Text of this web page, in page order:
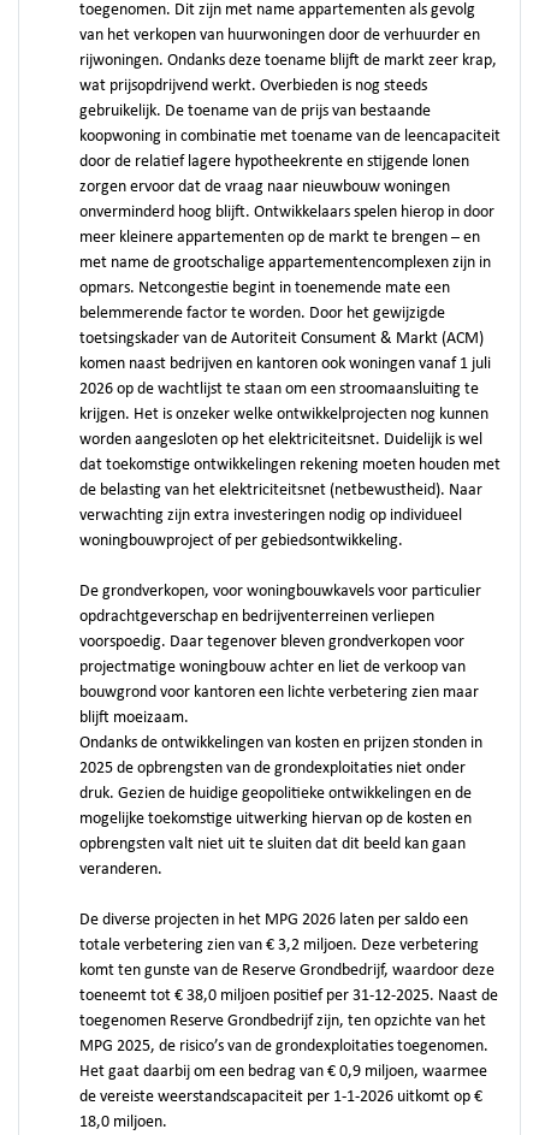
toegenomen. Dit zijn met name appartementen als gevolg
van het verkopen van huurwoningen door de verhuurder en
rijwoningen. Ondanks deze toename blijft de markt zeer krap,
wat prijsopdrijvend werkt. Overbieden is nog steeds
gebruikelijk. De toename van de prijs van bestaande
koopwoning in combinatie met toename van de leencapaciteit
door de relatief lagere hypotheekrente en stijgende lonen
zorgen ervoor dat de vraag naar nieuwbouw woningen
onverminderd hoog blijft. Ontwikkelaars spelen hierop in door
meer kleinere appartementen op de markt te brengen – en
met name de grootschalige appartementencomplexen zijn in
opmars. Netcongestie begint in toenemende mate een
belemmerende factor te worden. Door het gewijzigde
toetsingskader van de Autoriteit Consument & Markt (ACM)
komen naast bedrijven en kantoren ook woningen vanaf 1 juli
2026 op de wachtlijst te staan om een stroomaansluiting te
krijgen. Het is onzeker welke ontwikkelprojecten nog kunnen
worden aangesloten op het elektriciteitsnet. Duidelijk is wel
dat toekomstige ontwikkelingen rekening moeten houden met
de belasting van het elektriciteitsnet (netbewustheid). Naar
verwachting zijn extra investeringen nodig op individueel
woningbouwproject of per gebiedsontwikkeling.
De grondverkopen, voor woningbouwkavels voor particulier
opdrachtgeverschap en bedrijventerreinen verliepen
voorspoedig. Daar tegenover bleven grondverkopen voor
projectmatige woningbouw achter en liet de verkoop van
bouwgrond voor kantoren een lichte verbetering zien maar
blijft moeizaam.
Ondanks de ontwikkelingen van kosten en prijzen stonden in
2025 de opbrengsten van de grondexploitaties niet onder
druk. Gezien de huidige geopolitieke ontwikkelingen en de
mogelijke toekomstige uitwerking hiervan op de kosten en
opbrengsten valt niet uit te sluiten dat dit beeld kan gaan
veranderen.
De diverse projecten in het MPG 2026 laten per saldo een
totale verbetering zien van € 3,2 miljoen. Deze verbetering
komt ten gunste van de Reserve Grondbedrijf, waardoor deze
toeneemt tot € 38,0 miljoen positief per 31-12-2025. Naast de
toegenomen Reserve Grondbedrijf zijn, ten opzichte van het
MPG 2025, de risico’s van de grondexploitaties toegenomen.
Het gaat daarbij om een bedrag van € 0,9 miljoen, waarmee
de vereiste weerstandscapaciteit per 1-1-2026 uitkomt op €
18,0 miljoen.